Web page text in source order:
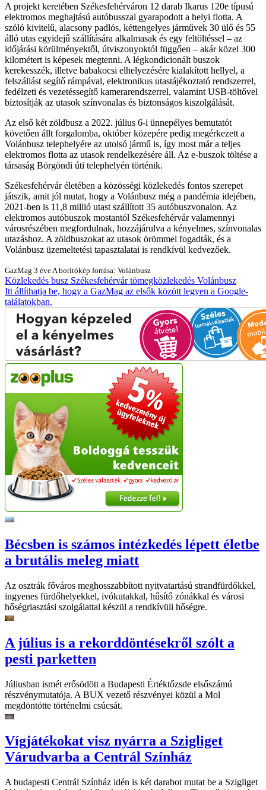
A projekt keretében Székesfehérváron 12 darab Ikarus 120e típusú
elektromos meghajtású autóbusszal gyarapodott a helyi flotta. A
szóló kivitelű, alacsony padlós, kéttengelyes járművek 30 ülő és 55
álló utas egyidejű szállítására alkalmasak és egy feltöltéssel – az
időjárási körülményektől, útviszonyoktól függően – akár közel 300
kilométert is képesek megtenni. A légkondicionált buszok
kerekesszék, illetve babakocsi elhelyezésére kialakított hellyel, a
felszállást segítő rámpával, elektronikus utastájékoztató rendszerrel,
fedélzeti és vezetéssegítő kamerarendszerrel, valamint USB-töltővel
biztosítják az utasok színvonalas és biztonságos kiszolgálását.
Az első két zöldbusz a 2022. július 6-i ünnepélyes bemutatót
követően állt forgalomba, október közepére pedig megérkezett a
Volánbusz telephelyére az utolsó jármű is, így most már a teljes
elektromos flotta az utasok rendelkezésére áll. Az e-buszok töltése a
társaság Börgöndi úti telephelyén történik.
Székesfehérvár életében a közösségi közlekedés fontos szerepet
játszik, amit jól mutat, hogy a Volánbusz még a pandémia idejében,
2021-ben is 11,8 millió utast szállított 35 autóbuszvonalon. Az
elektromos autóbuszok mostantól Székesfehérvár valamennyi
városrészében megfordulnak, hozzájárulva a kényelmes, színvonalas
utazáshoz. A zöldbuszokat az utasok örömmel fogadták, és a
Volánbusz üzemeltetési tapasztalatai is rendkívül kedvezőek.
GazMag 3 éve A borítókép forrása: Volánbusz
Közlekedés busz Székesfehérvártömegközlekedés Volánbusz
Itt állíthatja be, hogy a GazMag az elsők között legyen a Google-
találatokban.
Bécsben is számos intézkedés lépett életbe
a brutális meleg miatt
Az osztrák főváros meghosszabbított nyitvatartású strandfürdőkkel,
ingyenes fürdőhelyekkel, ivókutakkal, hűsítő zónákkal és városi
hőségriasztási szolgálattal készül a rendkívüli hőségre.
A július is a rekorddöntésekről szólt a
pesti parketten
Júliusban ismét erősödött a Budapesti Értéktőzsde elsőszámú
részvénymutatója. A BUX vezető részvényei közül a Mol
megdöntötte történelmi csúcsát.
Vígjátékokat visz nyárra a Szigliget
Várudvarba a Centrál Színház
A budapesti Centrál Színház idén is két darabot mutat be a Szigliget